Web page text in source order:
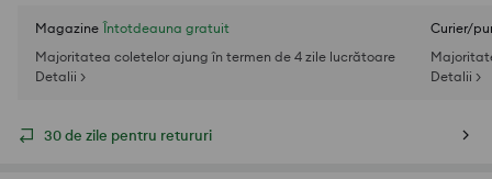
Magazine Întotdeauna gratuit
Majoritatea coletelor ajung în termen de 4 zile lucrătoare
Detalii >
Curier/
Detalii >
30 de zile pentru retururi